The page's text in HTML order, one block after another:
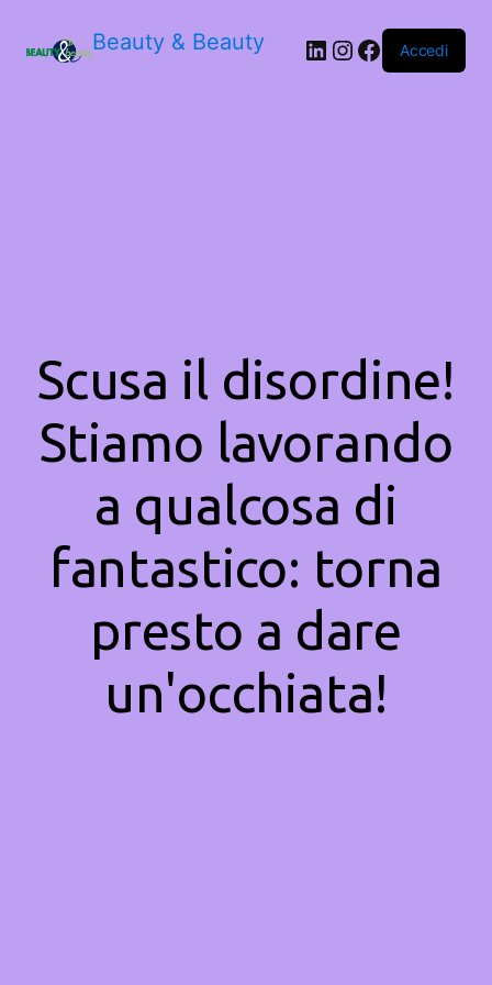
Beauty & Beauty LinkedIn
Instagram
Facebook
Accedi
Scusa il disordine!
Stiamo lavorando
a qualcosa di
fantastico: torna
presto a dare
un'occhiata!